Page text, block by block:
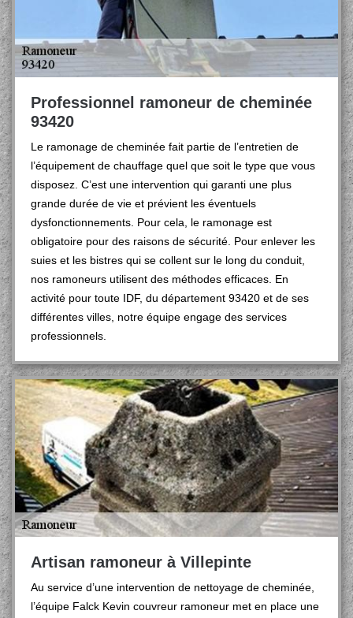
Professionnel ramoneur de cheminée
93420
Le ramonage de cheminée fait partie de l’entretien de
l’équipement de chauffage quel que soit le type que vous
disposez. C’est une intervention qui garanti une plus
grande durée de vie et prévient les éventuels
dysfonctionnements. Pour cela, le ramonage est
obligatoire pour des raisons de sécurité. Pour enlever les
suies et les bistres qui se collent sur le long du conduit,
nos ramoneurs utilisent des méthodes efficaces. En
activité pour toute IDF, du département 93420 et de ses
différentes villes, notre équipe engage des services
professionnels.
Artisan ramoneur à Villepinte
Au service d’une intervention de nettoyage de cheminée,
l’équipe Falck Kevin couvreur ramoneur met en place une